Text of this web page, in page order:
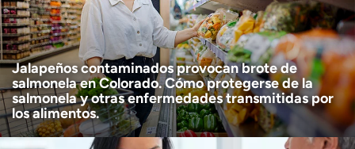
Age disclaimer (Required)
I am over 18
I want to receive health news in:
I want to receive health news in:
Jalapeños contaminados provocan brote de
salmonela en Colorado. Cómo protegerse de la
salmonela y otras enfermedades transmitidas por
los alimentos.